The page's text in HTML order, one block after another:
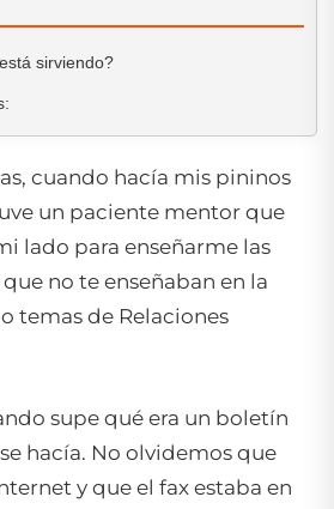
sirviendo?
cuando hacía mis pininos
un paciente mentor que
lado para enseñarme las
no te enseñaban en la
temas de Relaciones
supe qué era un boletín
hacía. No olvidemos que
y que el fax estaba en